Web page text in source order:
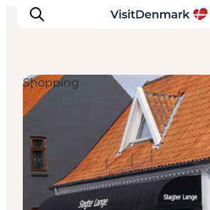
Regionen
Erlebnisse
Unterkünfte
Reiseplanung
Shopping